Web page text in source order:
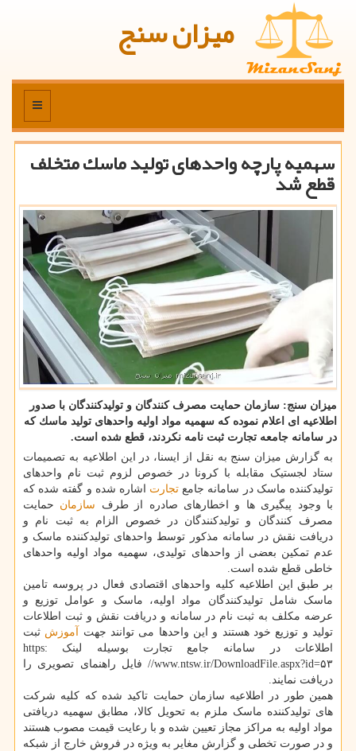
میزان سنج
منو
سهمیه پارچه واحدهای تولید ماسك متخلف
قطع شد
میزان سنج: سازمان حمایت مصرف كنندگان و تولیدكنندگان با صدور
اطلاعیه ای اعلام نموده كه سهمیه مواد اولیه واحدهای تولید ماسك كه
در سامانه جامعه تجارت ثبت نامه نكردند، قطع شده است.
به گزارش میزان سنج به نقل از ایسنا، در این اطلاعیه به تصمیمات
ستاد لجستیک مقابله با کرونا در خصوص لزوم ثبت نام واحدهای
تولیدکننده ماسک در سامانه جامع تجارت اشاره شده و گفته شده که
با وجود پیگیری ها و اخطارهای صادره از طرف سازمان حمایت
مصرف کنندگان و تولیدکنندگان در خصوص الزام به ثبت نام و
دریافت نقش در سامانه مذکور توسط واحدهای تولیدکننده ماسک و
عدم تمکین بعضی از واحدهای تولیدی، سهمیه مواد اولیه واحدهای
خاطی قطع شده است.
بر طبق این اطلاعیه کلیه واحدهای اقتصادی فعال در پروسه تامین
ماسک شامل تولیدکنندگان مواد اولیه، ماسک و عوامل توزیع و
عرضه مکلف به ثبت نام در سامانه و دریافت نقش و ثبت اطلاعات
تولید و توزیع خود هستند و این واحدها می توانند جهت
آموزش ثبت
اطلاعات در سامانه جامع تجارت بوسیله لینک https:
//www.ntsw.ir/DownloadFile.aspx?id=۵۳ فایل راهنمای تصویری را
دریافت نمایند.
همین طور در اطلاعیه سازمان حمایت تاکید شده که کلیه شرکت
های تولیدکننده ماسک ملزم به تحویل کالا، مطابق سهمیه دریافتی
مواد اولیه به مراکز مجاز تعیین شده و با رعایت قیمت مصوب هستند
و در صورت تخطی و گزارش مغایر به ویژه در فروش خارج از شبکه